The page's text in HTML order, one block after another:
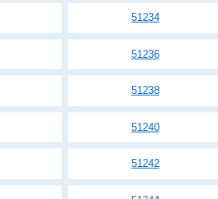
51234
51236
51238
51240
51242